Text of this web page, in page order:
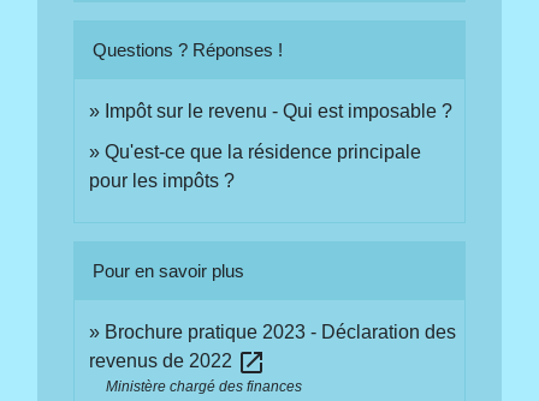
Questions ? Réponses !
Impôt sur le revenu - Qui est imposable ?
Qu'est-ce que la résidence principale
pour les impôts ?
Pour en savoir plus
Brochure pratique 2023 - Déclaration des
revenus de 2022 open_in_new
Ministère chargé des finances